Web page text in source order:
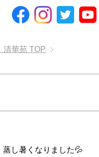
清華苑 TOP
し暑くなりました💦